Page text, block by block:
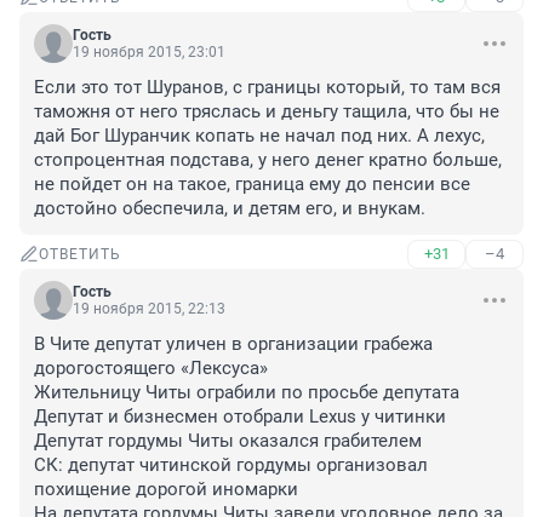
Гость
19 ноября 2015, 23:01
Если это тот Шуранов, с границы который, то там вся
таможня от него тряслась и деньгу тащила, что бы не
дай Бог Шуранчик копать не начал под них. А лехус,
стопроцентная подстава, у него денег кратно больше,
не пойдет он на такое, граница ему до пенсии все
достойно обеспечила, и детям его, и внукам.
ОТВЕТИТЬ +31 –4
Гость
19 ноября 2015, 22:13
В Чите депутат уличен в организации грабежа
дорогостоящего «Лексуса»
Жительницу Читы ограбили по просьбе депутата
Депутат и бизнесмен отобрали Lexus у читинки
Депутат гордумы Читы оказался грабителем
СК: депутат читинской гордумы организовал
похищение дорогой иномарки